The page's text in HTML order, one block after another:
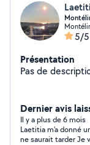
5/5
Présentation
Pas de
Dernier avis
Il y a plus de 6 mois
Laetitia m'a donné
ne saurait tarder Je